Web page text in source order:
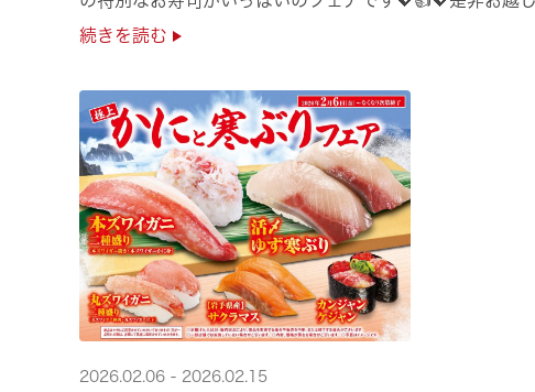
続きを読む
2026.02.06 - 2026.02.15